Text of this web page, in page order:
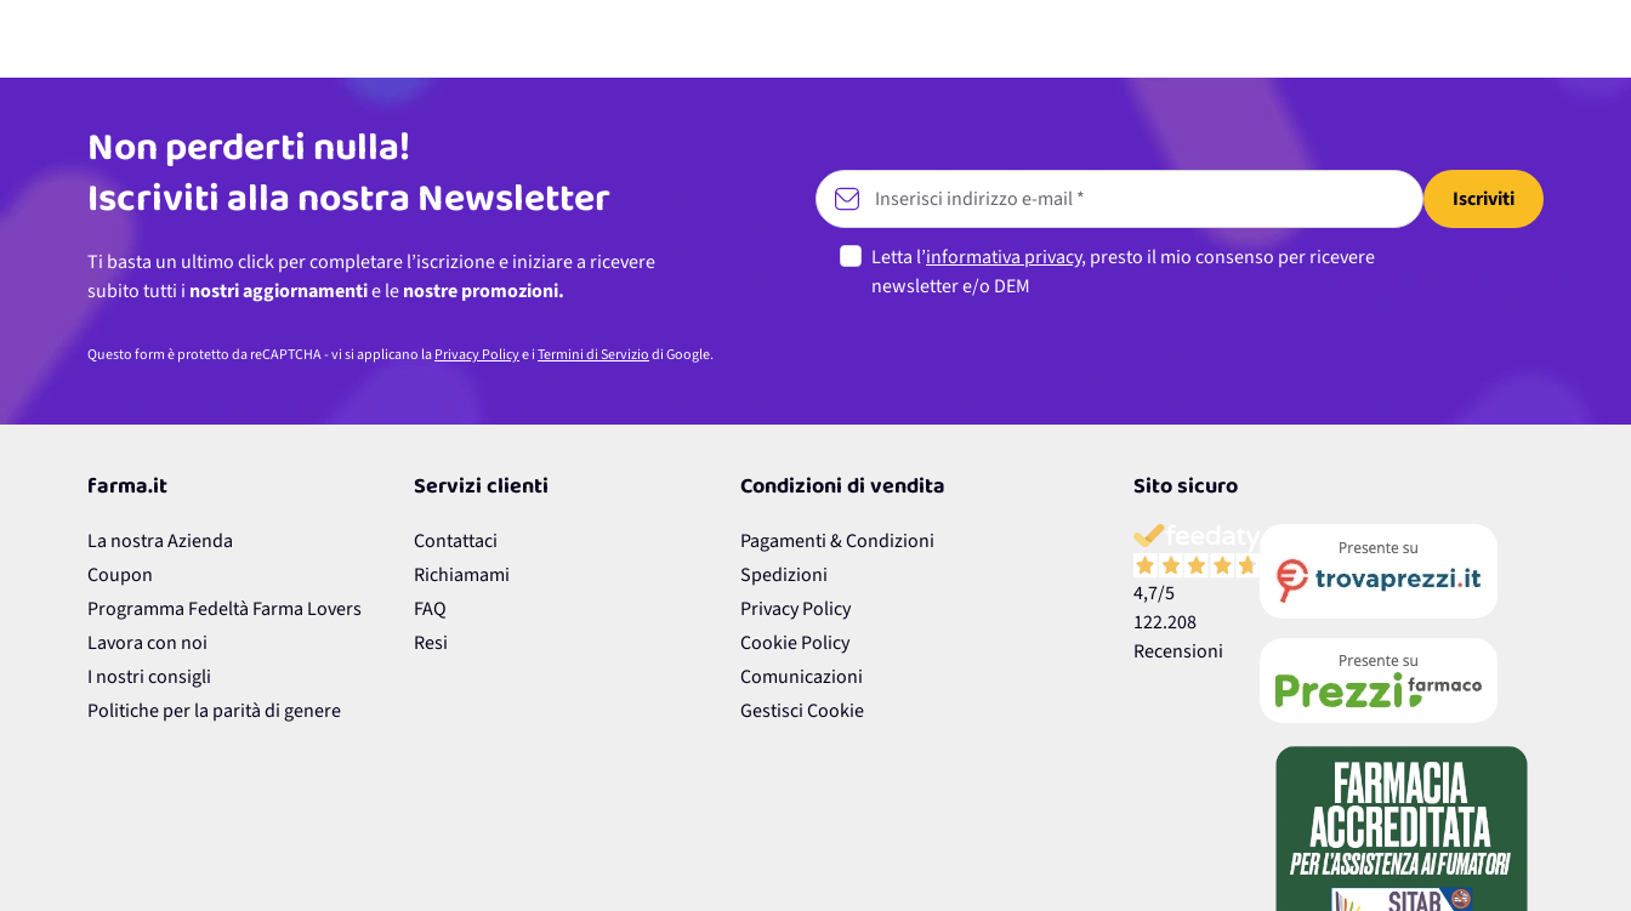
Indirizzo email
Non perderti nulla!
Iscriviti alla nostra Newsletter
Ti basta un ultimo click per completare l’iscrizione e iniziare a ricevere
subito tutti i nostri aggiornamentie lenostre promozioni.
Iscriviti
Letta l’informativa privacy, presto il mio consenso per ricevere
newsletter e/o DEM
Questo form è protetto da reCAPTCHA - vi si applicano laPrivacy Policye iTermini di Serviziodi Google.
farma.it
La nostra Azienda
Coupon
Programma Fedeltà Farma Lovers
Lavora con noi
I nostri consigli
Politiche per la parità di genere
Servizi clienti
Contattaci
Richiamami
FAQ
Resi
Condizioni di vendita
Pagamenti & Condizioni
Spedizioni
Privacy Policy
Cookie Policy
Comunicazioni
Gestisci Cookie
Sito sicuro
4,7/5
122.208
Recensioni